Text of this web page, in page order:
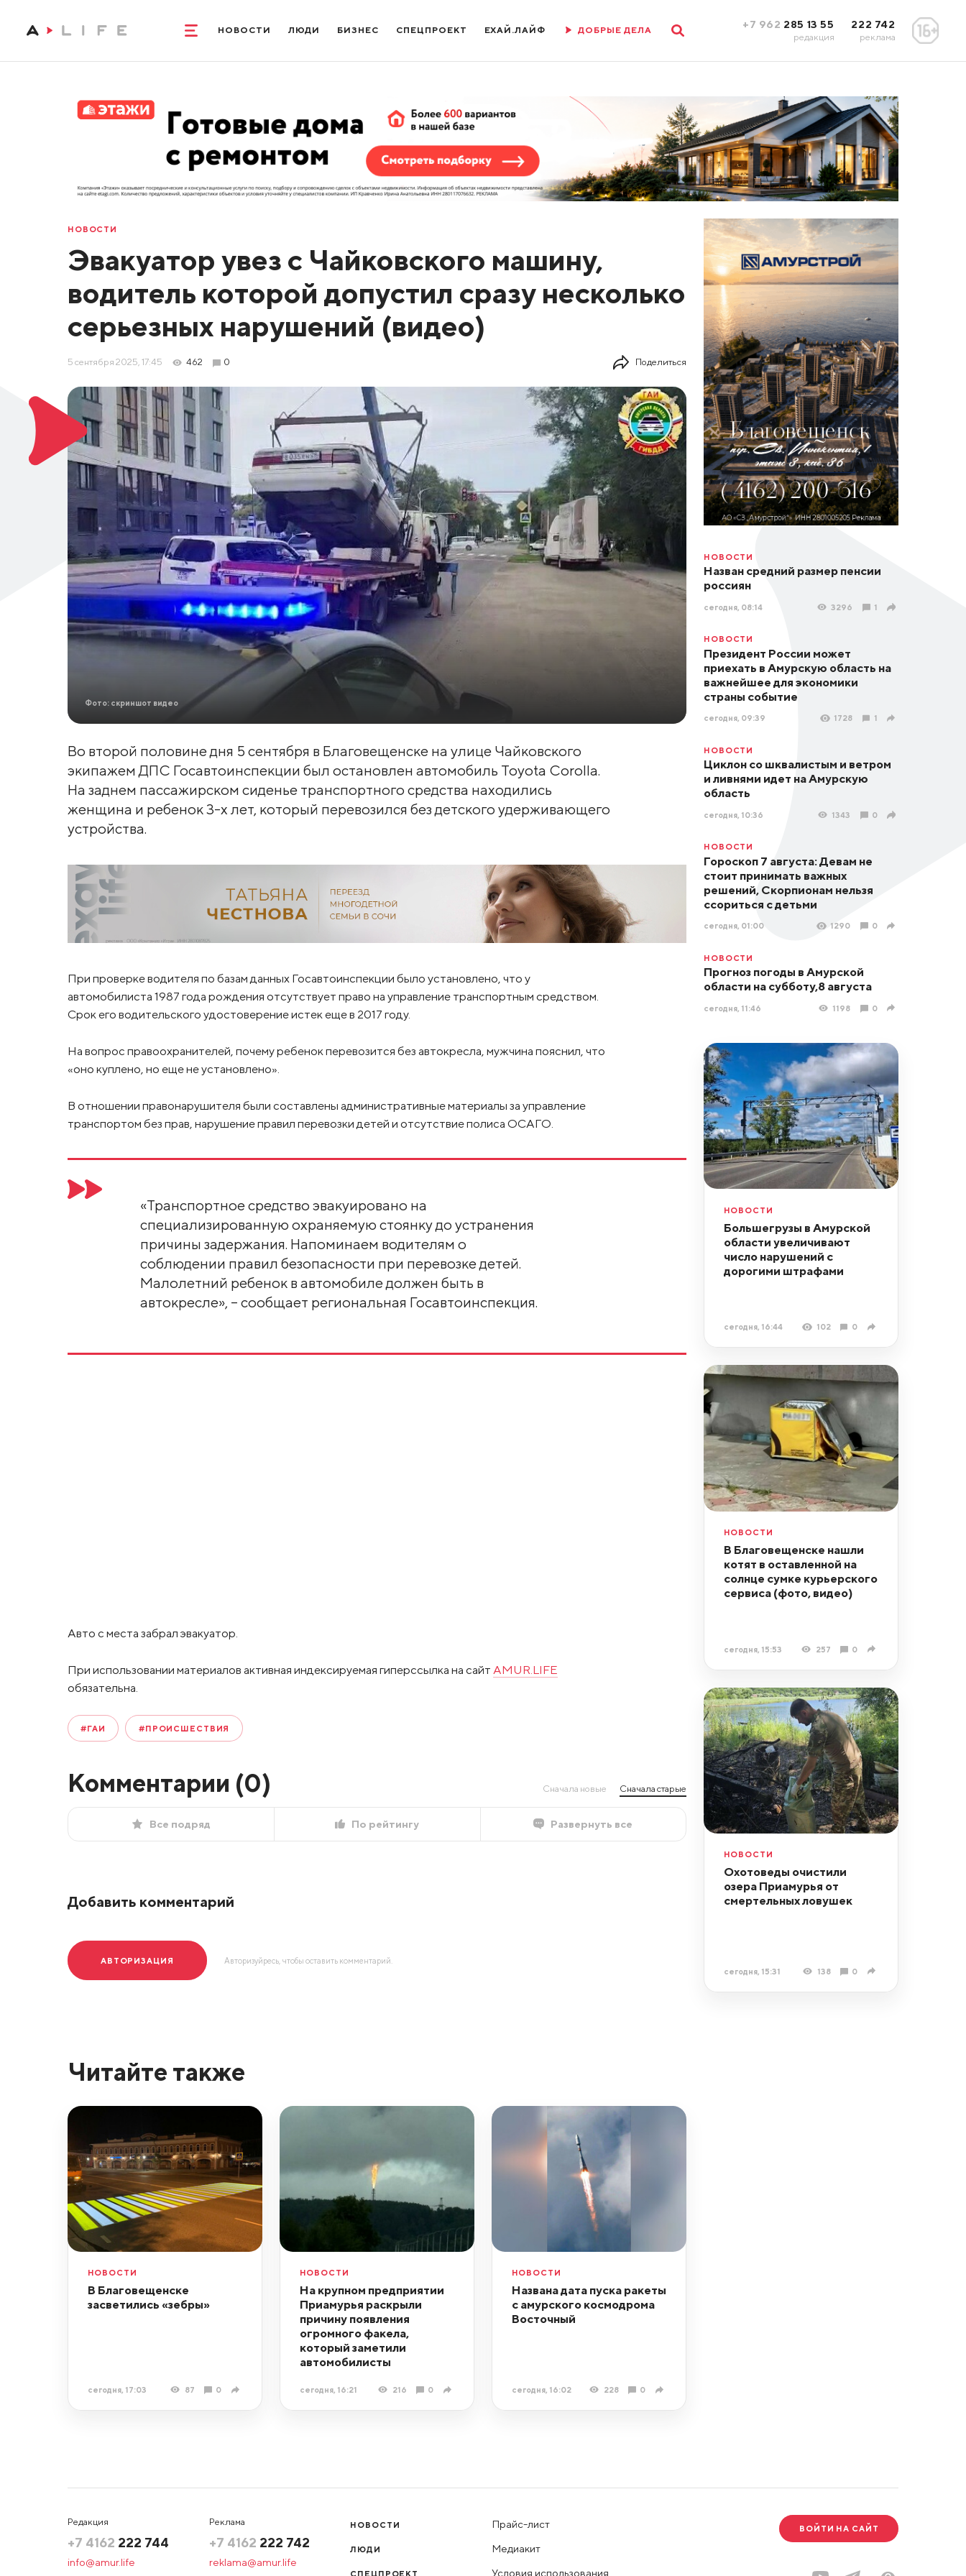
НОВОСТИ ЛЮДИ БИЗНЕС СПЕЦПРОЕКТ ЕХАЙ.ЛАЙФ ДОБРЫЕ ДЕЛА +7 962 285 13 55
редакция
222 742
реклама
НОВОСТИ
Эвакуатор увез с Чайковского машину,
водитель которой допустил сразу несколько
серьезных нарушений (видео)
5 сентября 2025, 17:45 462 0 Поделиться
Фото: скриншот видео
Во второй половине дня 5 сентября в Благовещенске на улице Чайковского
экипажем ДПС Госавтоинспекции был остановлен автомобиль Toyota Corolla.
На заднем пассажирском сиденье транспортного средства находились
женщина и ребенок 3-х лет, который перевозился без детского удерживающего
устройства.
При проверке водителя по базам данных Госавтоинспекции было установлено, что у
автомобилиста 1987 года рождения отсутствует право на управление транспортным средством.
Срок его водительского удостоверение истек еще в 2017 году.
На вопрос правоохранителей, почему ребенок перевозится без автокресла, мужчина пояснил, что
«оно куплено, но еще не установлено».
В отношении правонарушителя были составлены административные материалы за управление
транспортом без прав, нарушение правил перевозки детей и отсутствие полиса ОСАГО.
«Транспортное средство эвакуировано на
специализированную охраняемую стоянку до устранения
причины задержания. Напоминаем водителям о
соблюдении правил безопасности при перевозке детей.
Малолетний ребенок в автомобиле должен быть в
автокресле», – сообщает региональная Госавтоинспекция.
Авто с места забрал эвакуатор.
При использовании материалов активная индексируемая гиперссылка на сайт AMUR.LIFE
обязательна.
#ГАИ #ПРОИСШЕСТВИЯ
Комментарии (0) Сначала новые Сначала старые
Все подряд По рейтингу Развернуть все
Добавить комментарий
АВТОРИЗАЦИЯ Авторизуйресь, чтобы оставить комментарий.
НОВОСТИ
Назван средний размер пенсии
россиян
сегодня, 08:14 3296 1
НОВОСТИ
Президент России может
приехать в Амурскую область на
важнейшее для экономики
страны событие
сегодня, 09:39 1728 1
НОВОСТИ
Циклон со шквалистым и ветром
и ливнями идет на Амурскую
область
сегодня, 10:36 1343 0
НОВОСТИ
Гороскоп 7 августа: Девам не
стоит принимать важных
решений, Скорпионам нельзя
ссориться с детьми
сегодня, 01:00 1290 0
НОВОСТИ
Прогноз погоды в Амурской
области на субботу,8 августа
сегодня, 11:46 1198 0
НОВОСТИ
Большегрузы в Амурской
области увеличивают
число нарушений с
дорогими штрафами
сегодня, 16:44 102 0
НОВОСТИ
В Благовещенске нашли
котят в оставленной на
солнце сумке курьерского
сервиса (фото, видео)
сегодня, 15:53 257 0
НОВОСТИ
Охотоведы очистили
озера Приамурья от
смертельных ловушек
сегодня, 15:31 138 0
Читайте также
НОВОСТИ
В Благовещенске
засветились «зебры»
сегодня, 17:03 87 0
НОВОСТИ
На крупном предприятии
Приамурья раскрыли
причину появления
огромного факела,
который заметили
автомобилисты
сегодня, 16:21 216 0
НОВОСТИ
Названа дата пуска ракеты
с амурского космодрома
Восточный
сегодня, 16:02 228 0
Редакция
+7 4162 222 744
info@amur.life
Реклама
+7 4162 222 742
reklama@amur.life
НОВОСТИ
ЛЮДИ
СПЕЦПРОЕКТ
Прайс-лист
Медиакит
Условия использования
ВОЙТИ НА САЙТ